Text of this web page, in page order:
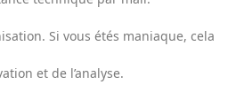
Si vous étés maniaque, cela
et de l’analyse.